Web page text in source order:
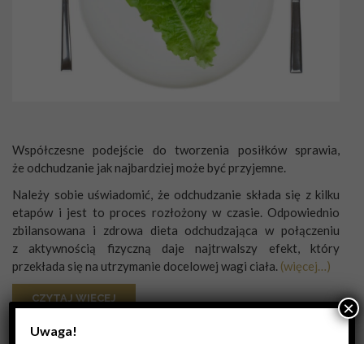
Współczesne podejście do tworzenia posiłków sprawia,
że odchudzanie jak najbardziej może być przyjemne.
Należy sobie uświadomić, że odchudzanie składa się z kilku
etapów i jest to proces rozłożony w czasie. Odpowiednio
zbilansowana i zdrowa dieta odchudzająca w połączeniu
z aktywnością fizyczną daje najtrwalszy efekt, który
przekłada się na utrzymanie docelowej wagi ciała. (więcej…)
CZYTAJ WIĘCEJ
Uwaga!
×